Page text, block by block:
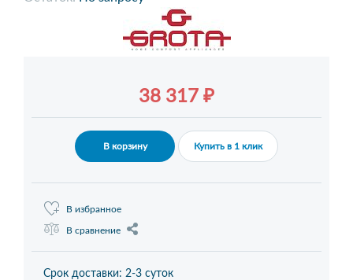
38 317 ₽
В корзину Купить в 1 клик
В избранное
В сравнение
Срок доставки: 2-3 суток